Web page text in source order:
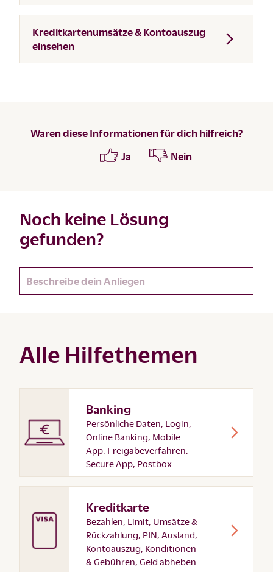
Kreditkartenumsätze & Kontoauszug
einsehen
Waren diese Informationen für dich hilfreich?
Ja
Nein
Noch keine Lösung
gefunden?
Alle Hilfethemen
Banking
Persönliche Daten, Login,
Online Banking, Mobile
App, Freigabeverfahren,
Secure App, Postbox
Kreditkarte
Bezahlen, Limit, Umsätze &
Rückzahlung, PIN, Ausland,
Kontoauszug, Konditionen
& Gebühren, Geld abheben